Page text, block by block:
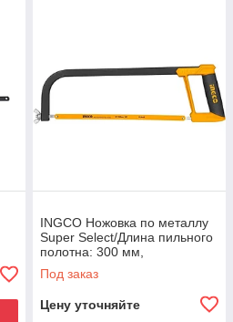
INGCO Ножовка по металлу
Super Select/Длина пильного
полотна: 300 мм,
углеродистая сталь марки
65Mn
Под заказ
Цену уточняйте